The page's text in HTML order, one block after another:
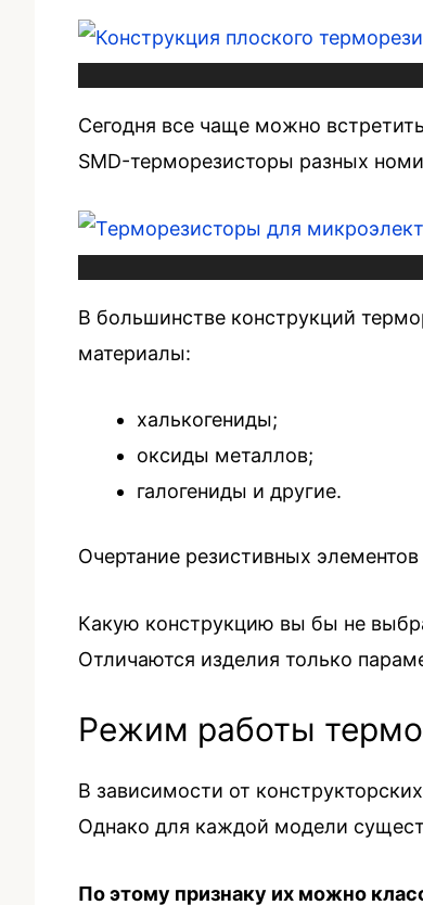
Сегодня все чаще можно
SMD-терморезисторы разных
В большинстве конструкций
материалы:
халькогениды;
оксиды металлов;
галогениды и другие.
Очертание резистивных
Какую конструкцию вы бы не
Отличаются изделия только
Режим работы
В зависимости от
Однако для каждой модели
По этому признаку их можно